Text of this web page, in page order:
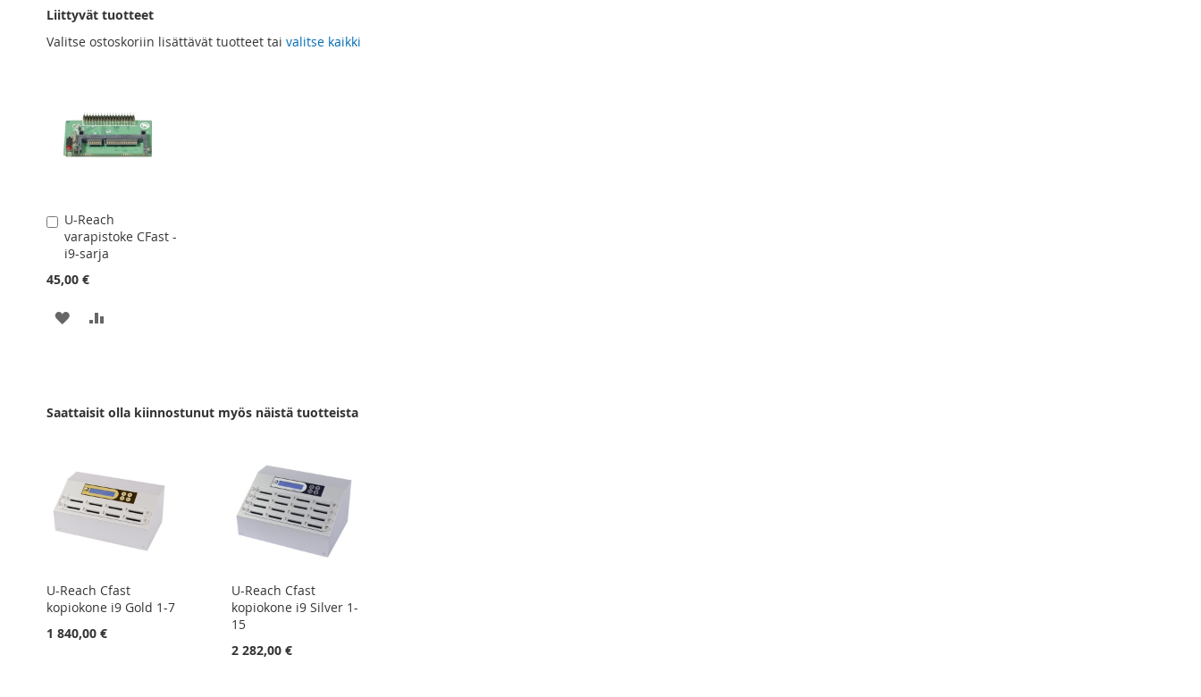
Liittyvät tuotteet
Valitse ostoskoriin lisättävät tuotteet tai valitse kaikki
U-Reach
varapistoke CFast -
i9-sarja
45,00 €
Lisää
ostoskoriin
LISÄÄ
Saattaisit olla kiinnostunut myös näistä tuotteista
U-Reach Cfast
kopiokone i9 Gold 1-7
1 840,00 €
U-Reach Cfast
kopiokone i9 Silver 1-
15
2 282,00 €